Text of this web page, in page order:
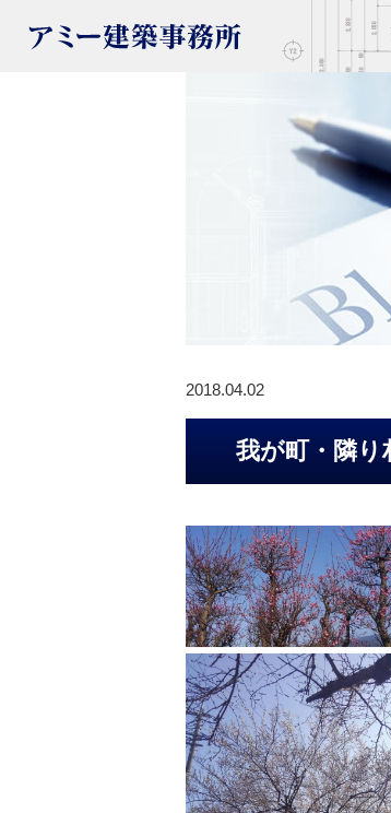
2018.04.02
我が町・隣り